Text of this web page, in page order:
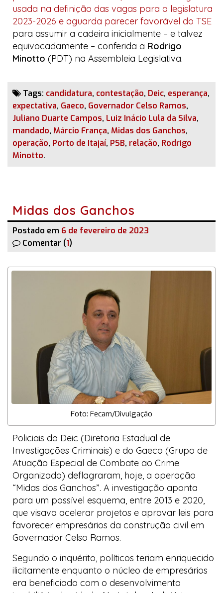
usada na definição das vagas para a legislatura
2023-2026 e aguarda parecer favorável do TSE
para assumir a cadeira inicialmente – e talvez
equivocadamente – conferida a Rodrigo
Minotto (PDT) na Assembleia Legislativa.
Tags: candidatura, contestação, Deic, esperança,
expectativa, Gaeco, Governador Celso Ramos,
Juliano Duarte Campos, Luiz Inácio Lula da Silva,
mandado, Márcio França, Midas dos Ganchos,
operação, Porto de Itajaí, PSB, relação, Rodrigo
Minotto.
Midas dos Ganchos
Postado em 6 de fevereiro de 2023
Comentar (1)
Foto: Fecam/Divulgação
Policiais da Deic (Diretoria Estadual de
Investigações Criminais) e do Gaeco (Grupo de
Atuação Especial de Combate ao Crime
Organizado) deflagraram, hoje, a operação
“Midas dos Ganchos”. A investigação aponta
para um possível esquema, entre 2013 e 2020,
que visava acelerar projetos e aprovar leis para
favorecer empresários da construção civil em
Governador Celso Ramos.
Segundo o inquérito, políticos teriam enriquecido
ilicitamente enquanto o núcleo de empresários
era beneficiado com o desenvolvimento